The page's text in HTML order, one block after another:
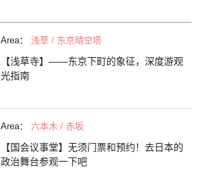
Area： 浅草 / 东京晴空塔
【浅草寺】——东京下町的象征，深度游观
光指南
Area： 六本木 / 赤坂
【国会议事堂】无须门票和预约！去日本的
政治舞台参观一下吧